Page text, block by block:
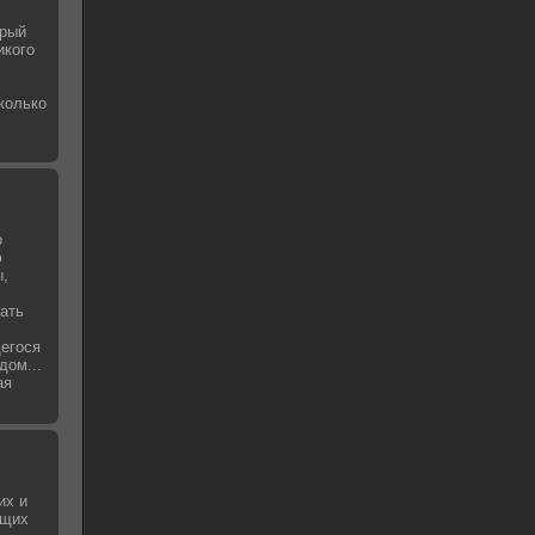
и